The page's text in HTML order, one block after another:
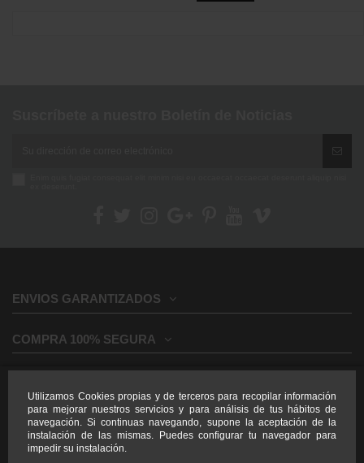
Utilizamos Cookies propias y de terceros para recopilar información
para mejorar nuestros servicios y para análisis de tus hábitos de
navegación. Si continuas navegando, supone la aceptación de la
instalación de las mismas. Puedes configurar tu navegador para
impedir su instalación.
ENVIOS GARANTIZADOS
COMPRA 100% SEGURA
INFORMACION LEGAL